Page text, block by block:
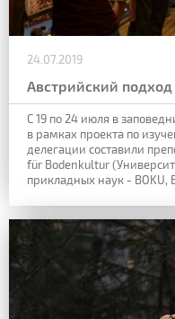
24.07.2019
Австрийский
С 19 по 24 июля в
в рамках проекта по
делегации составили
für Bodenkultur
прикладных наук - BOKU,